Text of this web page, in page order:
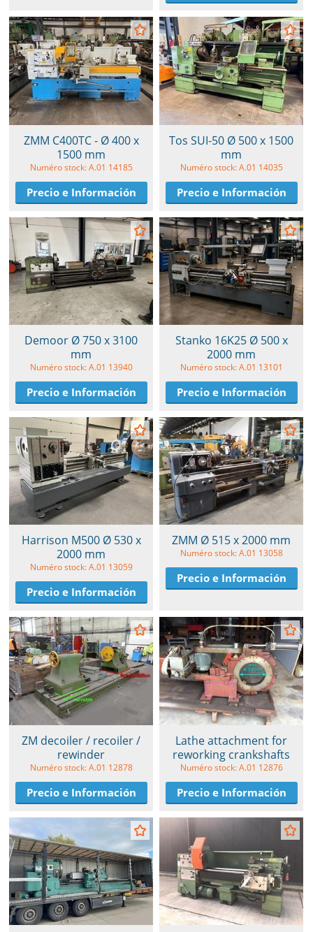
ZMM C400TC - Ø 400 x
1500 mm
Numéro stock: A.01 14185
Precio e Información
Tos SUI-50 Ø 500 x 1500
mm
Numéro stock: A.01 14035
Precio e Información
Demoor Ø 750 x 3100
mm
Numéro stock: A.01 13940
Precio e Información
Stanko 16K25 Ø 500 x
2000 mm
Numéro stock: A.01 13101
Precio e Información
Harrison M500 Ø 530 x
2000 mm
Numéro stock: A.01 13059
Precio e Información
ZMM Ø 515 x 2000 mm
Numéro stock: A.01 13058
Precio e Información
ZM decoiler / recoiler /
rewinder
Numéro stock: A.01 12878
Precio e Información
Lathe attachment for
reworking crankshafts
Numéro stock: A.01 12876
Precio e Información